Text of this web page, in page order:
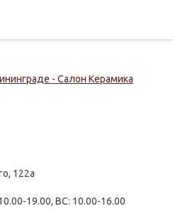
122а
19.00, ВС: 10.00-16.00